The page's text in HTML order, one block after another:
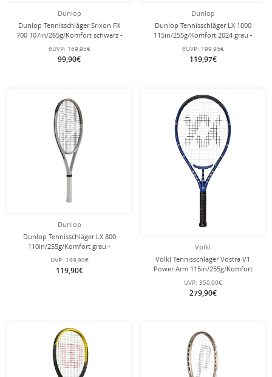
Dunlop
Dunlop Tennisschläger Srixon FX
700 107in/265g/Komfort schwarz -
unbesaitet -
eUVP: 169,95€
99,90€
Dunlop
Dunlop Tennisschläger LX 1000
115in/255g/Komfort 2024 grau -
unbesaitet -
eUVP: 199,95€
119,97€
Dunlop
Dunlop Tennisschläger LX 800
110in/255g/Komfort grau -
unbesaitet -
UVP: 199,90€
119,90€
Völkl
Völkl Tennisschläger Vöstra V1
Power Arm 115in/255g/Komfort
UVP: 350,00€
279,90€